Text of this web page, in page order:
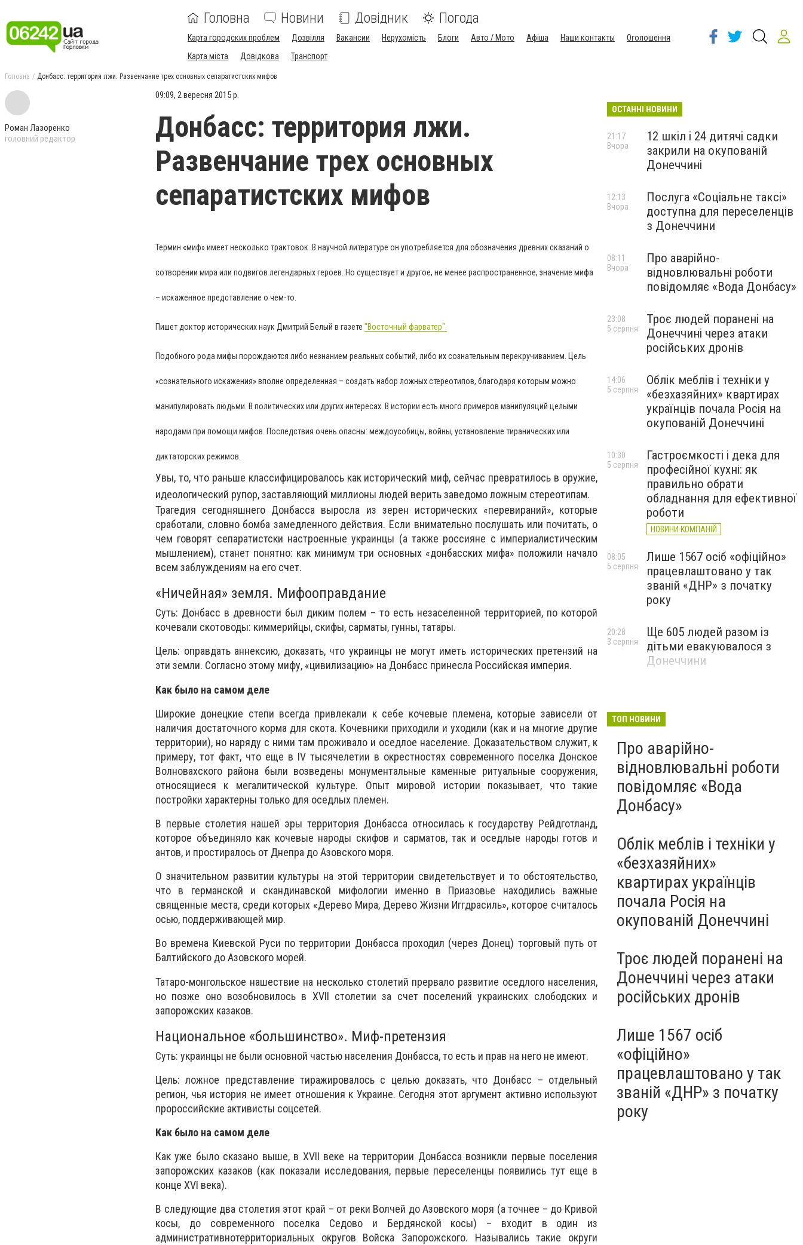
Головна Новини Довідник Погода
Карта городских проблем Дозвілля Вакансии Нерухомість Блоги Авто / Мото Афіша Наши контакты
Оголошення
Карта міста
Довідкова Транспорт
Головна Донбасс: территория лжи. Развенчание трех основных сепаратистских мифов
Роман Лазоренко
головний редактор
09:09, 2 вересня 2015 р.
Донбасс: территория лжи.
Развенчание трех основных
сепаратистских мифов
Термин «миф» имеет несколько трактовок. В научной литературе он употребляется для обозначения древних сказаний о
сотворении мира или подвигов легендарных героев. Но существует и другое, не менее распространенное, значение мифа
– искаженное представление о чем-то.
Пишет доктор исторических наук Дмитрий Белый в газете "Восточный фарватер".
Подобного рода мифы порождаются либо незнанием реальных событий, либо их сознательным перекручиванием. Цель
«сознательного искажения» вполне определенная – создать набор ложных стереотипов, благодаря которым можно
манипулировать людьми. В политических или других интересах. В истории есть много примеров манипуляций целыми
народами при помощи мифов. Последствия очень опасны: междоусобицы, войны, установление тиранических или
диктаторских режимов.
Увы, то, что раньше классифицировалось как исторический миф, сейчас превратилось в оружие,
идеологический рупор, заставляющий миллионы людей верить заведомо ложным стереотипам.
Трагедия сегодняшнего Донбасса выросла из зерен исторических «перевираний», которые
сработали, словно бомба замедленного действия. Если внимательно послушать или почитать, о
чем говорят сепаратистски настроенные украинцы (а также россияне с империалистическим
мышлением), станет понятно: как минимум три основных «донбасских мифа» положили начало
всем заблуждениям на его счет.
«Ничейная» земля. Мифооправдание
Суть: Донбасс в древности был диким полем – то есть незаселенной территорией, по которой
кочевали скотоводы: киммерийцы, скифы, сарматы, гунны, татары.
Цель: оправдать аннексию, доказать, что украинцы не могут иметь исторических претензий на
эти земли. Согласно этому мифу, «цивилизацию» на Донбасс принесла Российская империя.
Как было на самом деле
Широкие донецкие степи всегда привлекали к себе кочевые племена, которые зависели от
наличия достаточного корма для скота. Кочевники приходили и уходили (как и на многие другие
территории), но наряду с ними там проживало и оседлое население. Доказательством служит, к
примеру, тот факт, что еще в IV тысячелетии в окрестностях современного поселка Донское
Волновахского района были возведены монументальные каменные ритуальные сооружения,
относящиеся к мегалитической культуре. Опыт мировой истории показывает, что такие
постройки характерны только для оседлых племен.
В первые столетия нашей эры территория Донбасса относилась к государству Рейдготланд,
которое объединяло как кочевые народы скифов и сарматов, так и оседлые народы готов и
антов, и простиралось от Днепра до Азовского моря.
О значительном развитии культуры на этой территории свидетельствует и то обстоятельство,
что в германской и скандинавской мифологии именно в Приазовье находились важные
священные места, среди которых «Дерево Мира, Дерево Жизни Иггдрасиль», которое считалось
осью, поддерживающей мир.
Во времена Киевской Руси по территории Донбасса проходил (через Донец) торговый путь от
Балтийского до Азовского морей.
Татаро-монгольское нашествие на несколько столетий прервало развитие оседлого населения,
но позже оно возобновилось в XVII столетии за счет поселений украинских слободских и
запорожских казаков.
Национальное «большинство». Миф-претензия
Суть: украинцы не были основной частью населения Донбасса, то есть и прав на него не имеют.
Цель: ложное представление тиражировалось с целью доказать, что Донбасс – отдельный
регион, чья история не имеет отношения к Украине. Сегодня этот аргумент активно используют
пророссийские активисты соцсетей.
Как было на самом деле
Как уже было сказано выше, в XVII веке на территории Донбасса возникли первые поселения
запорожских казаков (как показали исследования, первые переселенцы появились тут еще в
конце ХVІ века).
В следующие два столетия этот край – от реки Волчей до Азовского моря (а точнее – до Кривой
косы, до современного поселка Седово и Бердянской косы) – входит в один из
административнотерриториальных округов Войска Запорожского. Назывались такие округи
ОСТАННІ НОВИНИ
12 шкіл і 24 дитячі садки
закрили на окупованій
Донеччині
21:17
Вчора
Послуга «Соціальне таксі»
доступна для переселенців
з Донеччини
12:13
Вчора
Про аварійно-
відновлювальні роботи
повідомляє «Вода Донбасу»
08:11
Вчора
Троє людей поранені на
Донеччині через атаки
російських дронів
23:08
5 серпня
Облік меблів і техніки у
«безхазяйних» квартирах
українців почала Росія на
окупованій Донеччині
14:06
5 серпня
Гастроємкості і дека для
професійної кухні: як
правильно обрати
обладнання для ефективної
роботи
НОВИНИ КОМПАНІЙ
10:30
5 серпня
Лише 1567 осіб «офіційно»
працевлаштовано у так
званій «ДНР» з початку
року
08:05
5 серпня
Ще 605 людей разом із
дітьми евакуювалося з
Донеччини
20:28
3 серпня
ТОП НОВИНИ
Про аварійно-
відновлювальні роботи
повідомляє «Вода
Донбасу»
Облік меблів і техніки у
«безхазяйних»
квартирах українців
почала Росія на
окупованій Донеччині
Троє людей поранені на
Донеччині через атаки
російських дронів
Лише 1567 осіб
«офіційно»
працевлаштовано у так
званій «ДНР» з початку
року